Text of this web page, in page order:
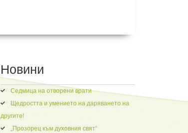
Новини
Седмица на отворени врати
Щедростта и умението на даряването на
другите!
„Прозорец към духовния свят“